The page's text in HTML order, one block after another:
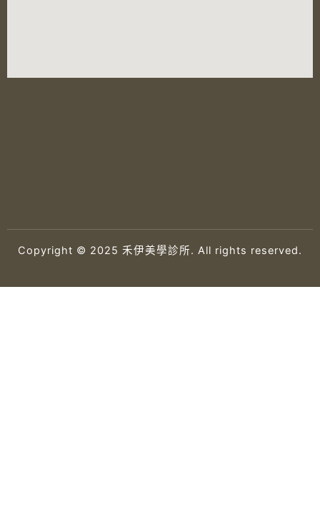
Copyright © 2025 禾伊美學診所. All rights reserved.